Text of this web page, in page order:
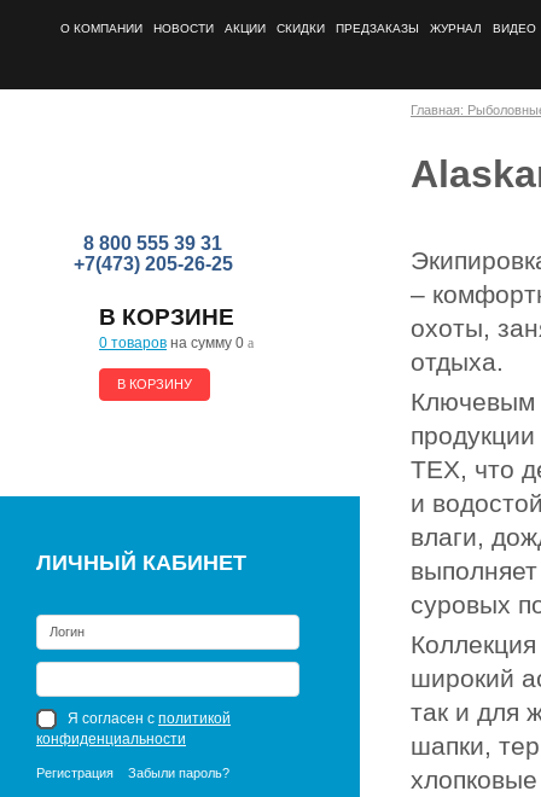
О КОМПАНИИ НОВОСТИ АКЦИИ СКИДКИ ПРЕДЗАКАЗЫ ЖУРНАЛ ВИДЕО
8 800 555 39 31
+7(473) 205-26-25
В КОРЗИНЕ
0 товаров на сумму 0 a
В КОРЗИНУ
ЛИЧНЫЙ КАБИНЕТ
Я согласен с политикой
конфиденциальности
Регистрация Забыли пароль?
Главная:
–
охоты,
отдыха.
Ключевым
TEX, что
и
влаги,
суровых
широкий
так и для
шапки,